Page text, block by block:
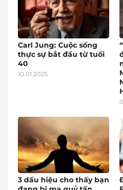
Carl Jung: Cuộc sống
thực sự bắt đầu từ tuổi
40
10.01.2025
3 dấu hiệu cho thấy bạn